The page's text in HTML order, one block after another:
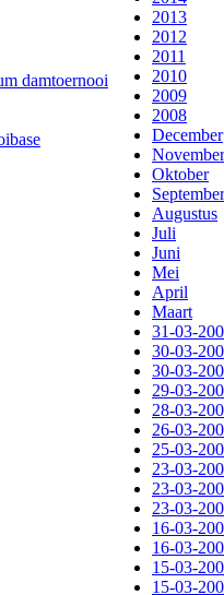
damtoernooi
2013
2012
2011
2010
2009
2008
December
November
Oktober
September
Augustus
Juli
Juni
Mei
April
Maart
31-03-
30-03-
30-03-
29-03-
28-03-
26-03-
25-03-
23-03-
23-03-
23-03-
16-03-
16-03-
15-03-
15-03-